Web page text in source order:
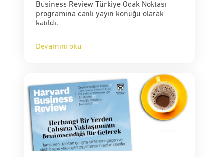
Business Review Türkiye Odak Noktası
programına canlı yayın konuğu olarak
katıldı.
Devamını oku